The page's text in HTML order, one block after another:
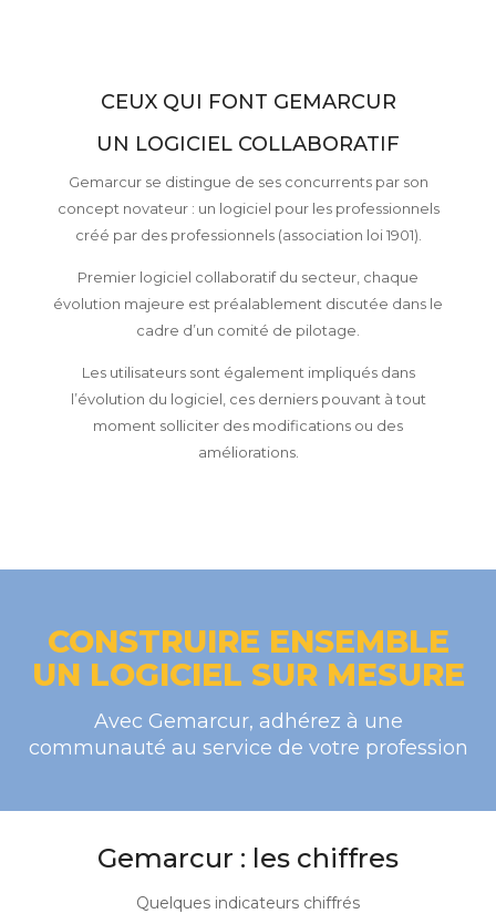
CEUX QUI FONT GEMARCUR
UN LOGICIEL COLLABORATIF
Gemarcur se distingue de ses concurrents par son
concept novateur : un logiciel pour les professionnels
créé par des professionnels (association loi 1901).
Premier logiciel collaboratif du secteur, chaque
évolution majeure est préalablement discutée dans le
cadre d’un comité de pilotage.
Les utilisateurs sont également impliqués dans
l’évolution du logiciel, ces derniers pouvant à tout
moment solliciter des modifications ou des
améliorations.
CONSTRUIRE ENSEMBLE
UN LOGICIEL SUR MESURE
Avec Gemarcur, adhérez à une
communauté au service de votre profession
Gemarcur : les chiffres
Quelques indicateurs chiffrés